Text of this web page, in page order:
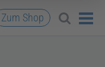
Zum Shop